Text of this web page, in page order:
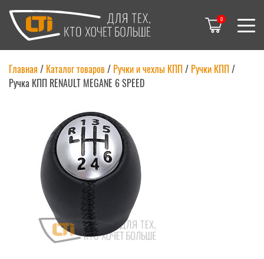
0
Главная / Каталог товаров/ Ручки и чехлы КПП/ Ручки КПП/
Ручка КПП RENAULT MEGANE 6 SPEED